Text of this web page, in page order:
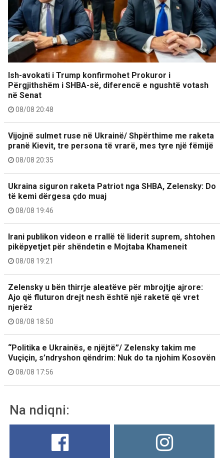
Ish-avokati i Trump konfirmohet Prokuror i
Përgjithshëm i SHBA-së, diferencë e ngushtë votash
në Senat
08/08 20:48
Vijojnë sulmet ruse në Ukrainë/ Shpërthime me raketa
pranë Kievit, tre persona të vrarë, mes tyre një fëmijë
08/08 20:35
Ukraina siguron raketa Patriot nga SHBA, Zelensky: Do
të kemi dërgesa çdo muaj
08/08 19:46
Irani publikon videon e rrallë të liderit suprem, shtohen
pikëpyetjet për shëndetin e Mojtaba Khameneit
08/08 19:21
Zelensky u bën thirrje aleatëve për mbrojtje ajrore:
Ajo që fluturon drejt nesh është një raketë që vret
njerëz
08/08 18:50
“Politika e Ukrainës, e njëjtë”/ Zelensky takim me
Vuçiçin, s’ndryshon qëndrim: Nuk do ta njohim Kosovën
08/08 17:56
Na ndiqni: